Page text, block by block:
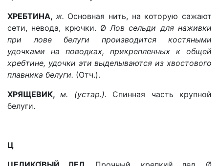
ХРЕБТИНА, ж. Основная нить, на которую сажают
сети, невода, крючки. ØЛов сельди для наживки
при лове белуги производится костяными
удочками на поводках, прикрепленных к общей
хребтине, удочки эти выделываются из хвостового
плавника белуги. (Отч.).
ХРЯЩЕВИК,м. (устар.). Спинная часть крупной
белуги.
Ц